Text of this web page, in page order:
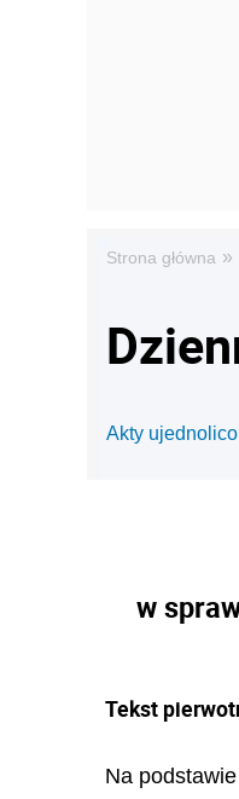
Strona główna »
Akty
w
Tekst
Na